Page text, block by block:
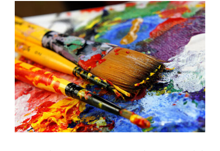
مشاهدة
صورة
أكبر